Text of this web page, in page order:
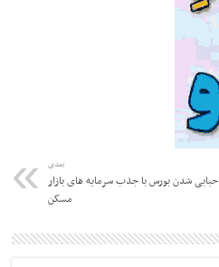
بعدی
حبابی شدن بورس با جذب سرمایه های بازار
مسکن